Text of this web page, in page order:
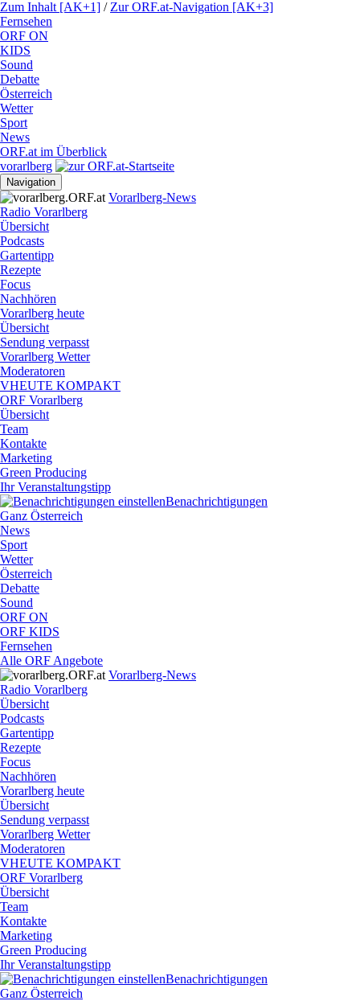
Zum Inhalt [AK+1] / Zur ORF.at-Navigation [AK+3]
Fernsehen
ORF ON
KIDS
Sound
Debatte
Österreich
Wetter
Sport
News
ORF.at im Überblick
vorarlberg
Navigation
Vorarlberg-News
Radio Vorarlberg
Übersicht
Podcasts
Gartentipp
Rezepte
Focus
Nachhören
Vorarlberg heute
Übersicht
Sendung verpasst
Vorarlberg Wetter
Moderatoren
VHEUTE KOMPAKT
ORF Vorarlberg
Übersicht
Team
Kontakte
Marketing
Green Producing
Ihr Veranstaltungstipp
Benachrichtigungen
Ganz Österreich
News
Sport
Wetter
Österreich
Debatte
Sound
ORF ON
ORF KIDS
Fernsehen
Alle ORF Angebote
Vorarlberg-News
Radio Vorarlberg
Übersicht
Podcasts
Gartentipp
Rezepte
Focus
Nachhören
Vorarlberg heute
Übersicht
Sendung verpasst
Vorarlberg Wetter
Moderatoren
VHEUTE KOMPAKT
ORF Vorarlberg
Übersicht
Team
Kontakte
Marketing
Green Producing
Ihr Veranstaltungstipp
Benachrichtigungen
Ganz Österreich